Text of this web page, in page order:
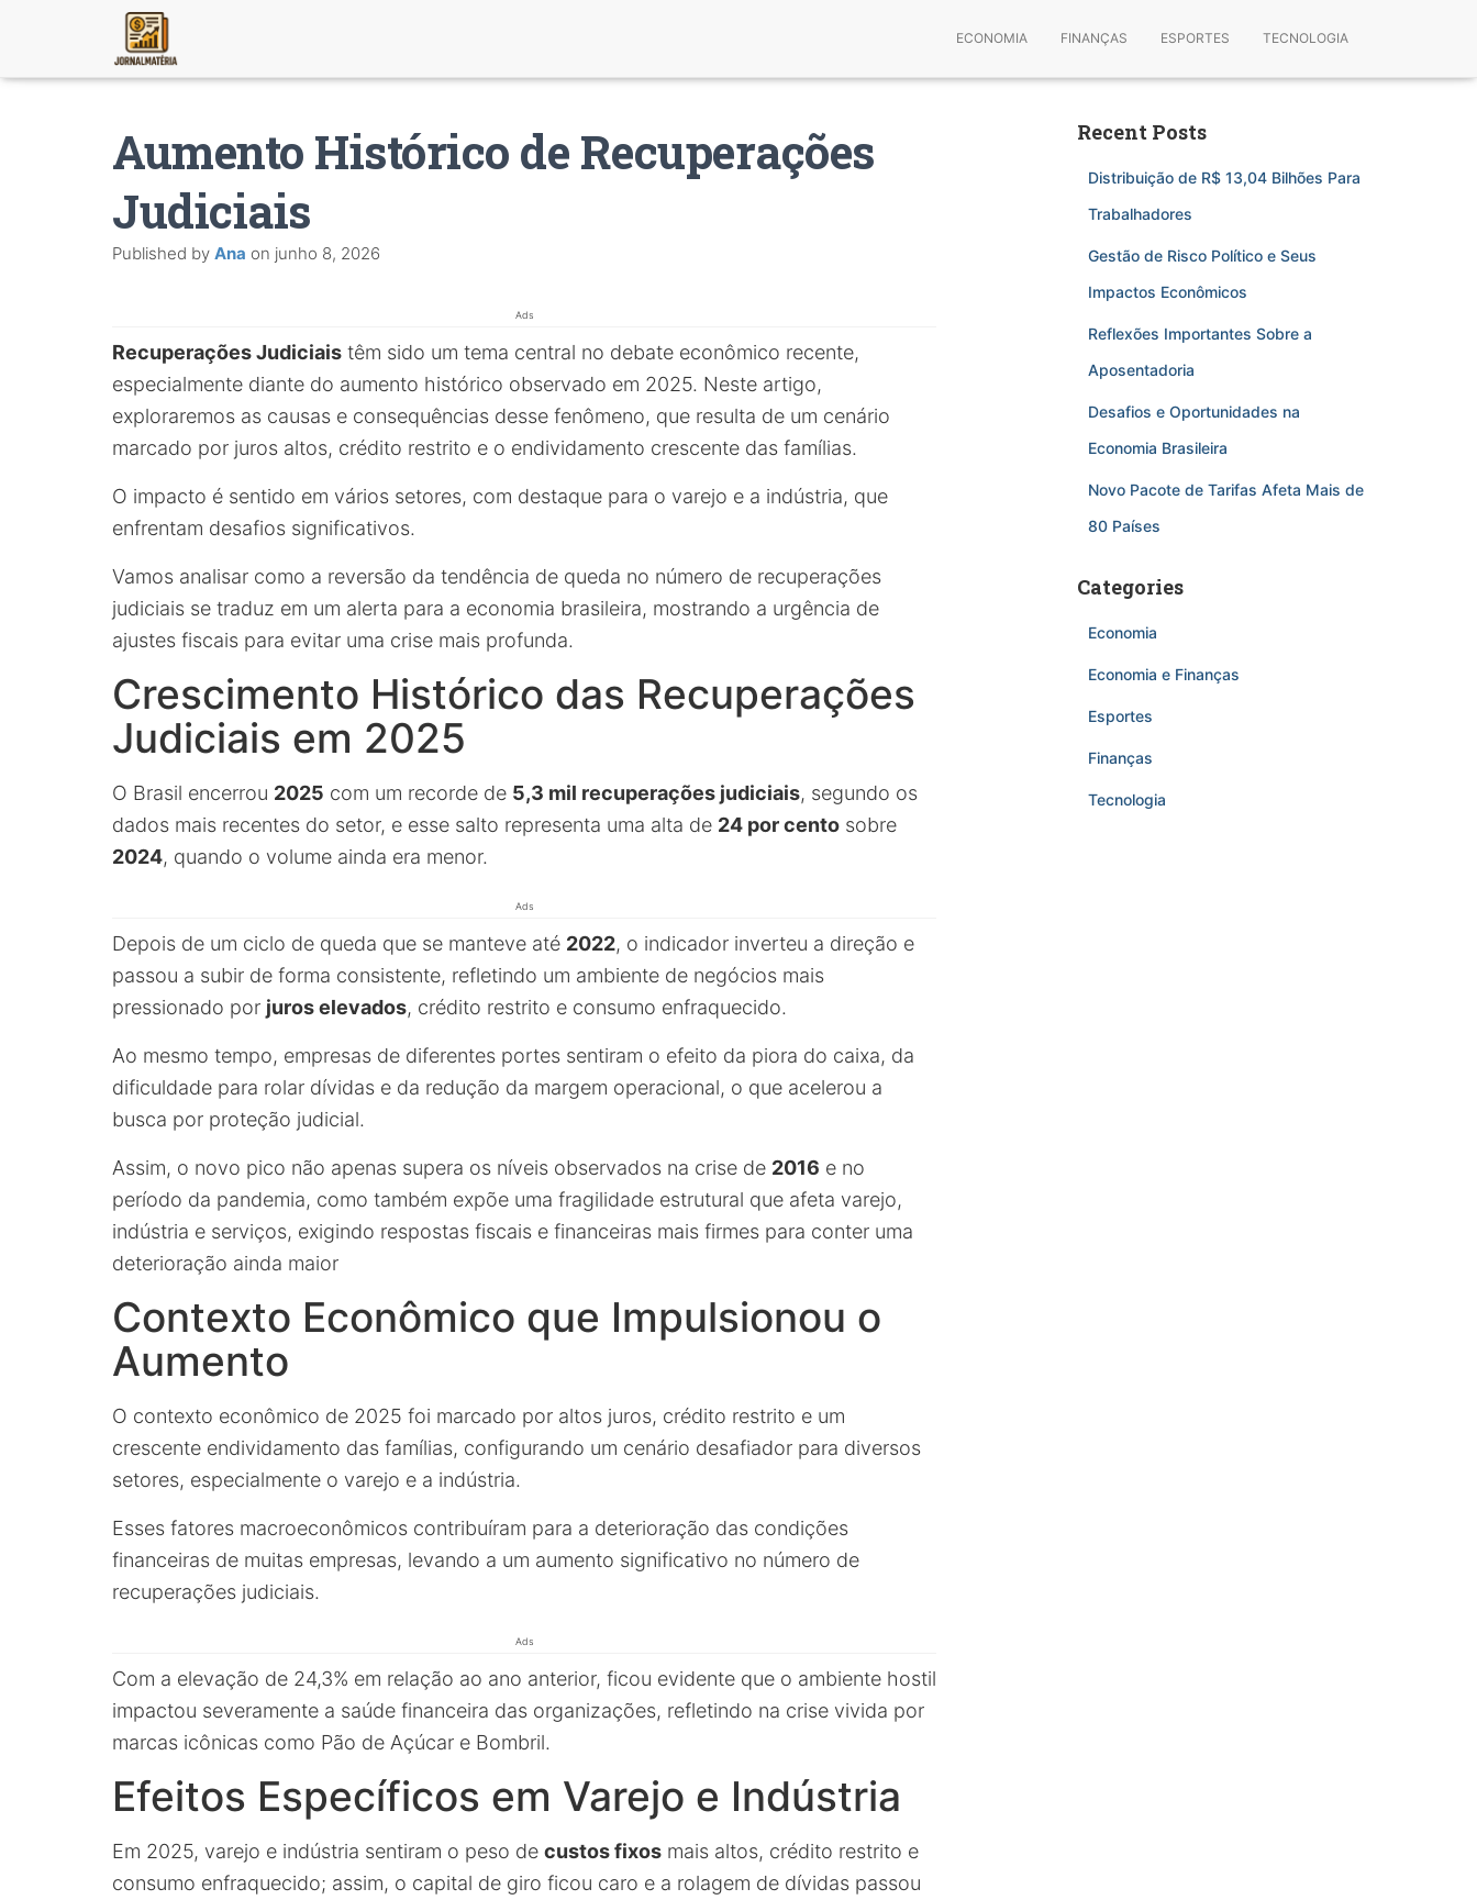
ECONOMIA FINANÇAS ESPORTES TECNOLOGIA
Aumento Histórico de Recuperações
Judiciais
Published by Ana on junho 8, 2026
Ads
Recuperações Judiciais têm sido um tema central no debate econômico recente,
especialmente diante do aumento histórico observado em 2025. Neste artigo,
exploraremos as causas e consequências desse fenômeno, que resulta de um cenário
marcado por juros altos, crédito restrito e o endividamento crescente das famílias.
O impacto é sentido em vários setores, com destaque para o varejo e a indústria, que
enfrentam desafios significativos.
Vamos analisar como a reversão da tendência de queda no número de recuperações
judiciais se traduz em um alerta para a economia brasileira, mostrando a urgência de
ajustes fiscais para evitar uma crise mais profunda.
Crescimento Histórico das Recuperações
Judiciais em 2025
O Brasil encerrou 2025 com um recorde de 5,3 mil recuperações judiciais, segundo os
dados mais recentes do setor, e esse salto representa uma alta de 24 por cento sobre
2024, quando o volume ainda era menor.
Ads
Depois de um ciclo de queda que se manteve até 2022, o indicador inverteu a direção e
passou a subir de forma consistente, refletindo um ambiente de negócios mais
pressionado por juros elevados, crédito restrito e consumo enfraquecido.
Ao mesmo tempo, empresas de diferentes portes sentiram o efeito da piora do caixa, da
dificuldade para rolar dívidas e da redução da margem operacional, o que acelerou a
busca por proteção judicial.
Assim, o novo pico não apenas supera os níveis observados na crise de 2016 e no
período da pandemia, como também expõe uma fragilidade estrutural que afeta varejo,
indústria e serviços, exigindo respostas fiscais e financeiras mais firmes para conter uma
deterioração ainda maior
Contexto Econômico que Impulsionou o
Aumento
O contexto econômico de 2025 foi marcado por altos juros, crédito restrito e um
crescente endividamento das famílias, configurando um cenário desafiador para diversos
setores, especialmente o varejo e a indústria.
Esses fatores macroeconômicos contribuíram para a deterioração das condições
financeiras de muitas empresas, levando a um aumento significativo no número de
recuperações judiciais.
Ads
Com a elevação de 24,3% em relação ao ano anterior, ficou evidente que o ambiente hostil
impactou severamente a saúde financeira das organizações, refletindo na crise vivida por
marcas icônicas como Pão de Açúcar e Bombril.
Efeitos Específicos em Varejo e Indústria
Em 2025, varejo e indústria sentiram o peso de custos fixos mais altos, crédito restrito e
consumo enfraquecido; assim, o capital de giro ficou caro e a rolagem de dívidas passou
Recent Posts
Distribuição de R$ 13,04 Bilhões Para
Trabalhadores
Gestão de Risco Político e Seus
Impactos Econômicos
Reflexões Importantes Sobre a
Aposentadoria
Desafios e Oportunidades na
Economia Brasileira
Novo Pacote de Tarifas Afeta Mais de
80 Países
Categories
Economia
Economia e Finanças
Esportes
Finanças
Tecnologia